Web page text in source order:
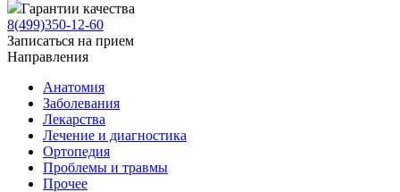
Гарантии качества
8(499)350-12-60
Записаться на прием
Направления
Анатомия
Заболевания
Лекарства
Лечение и диагностика
Ортопедия
Проблемы и травмы
Прочее